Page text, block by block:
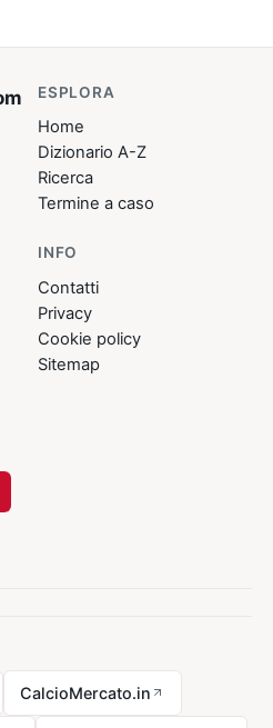
ESPLORA
Home
Dizionario A-Z
Ricerca
Termine a caso
INFO
Contatti
Privacy
Cookie policy
Sitemap
CalcioMercato.in